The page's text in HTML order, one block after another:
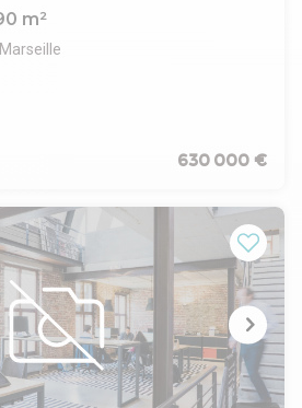
m²
présente une opportunité
Vieux-Port, au sein d'un
reconnu.
pour recevoir leur clientèle. Leur
Marseille garantit une excellente
nombreux transports, parkings
à quelques minutes à pied.
différents aménagements
privatifs, salles de consultation,
collaboratifs ou accueil dédié. Les
souplesse d'organisation et
l'évolution de votre activité.
630 000 €